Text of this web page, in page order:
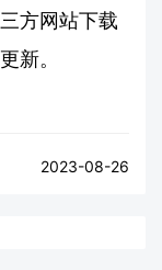
方网站下载
新。
2023-08-26